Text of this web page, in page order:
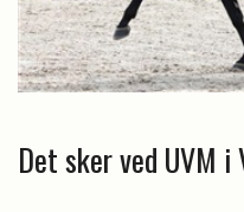
Det sker ved UVM i